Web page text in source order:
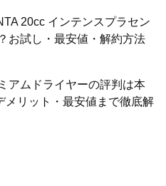
20cc インテンスプラセン
お試し・最安値・解約方法
アムドライヤーの評判は本
メリット・最安値まで徹底解